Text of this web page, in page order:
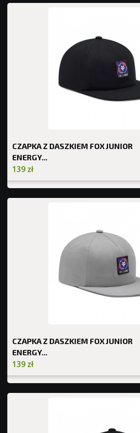
CZAPKA Z DASZKIEM FOX JUNIOR
ENERGY...
139 zł
CZAPKA Z DASZKIEM FOX JUNIOR
ENERGY...
139 zł